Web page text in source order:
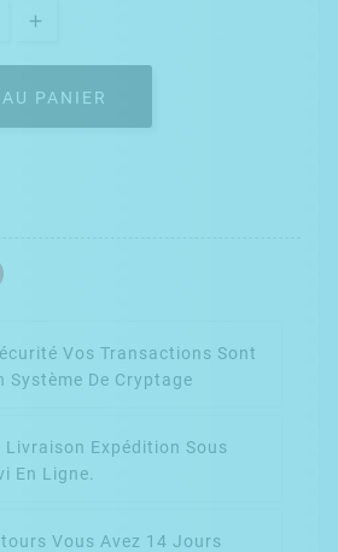
PANIER
Vos Transactions Sont
Système De Cryptage
Livraison Expédition Sous
En Ligne.
Vous Avez 14 Jours